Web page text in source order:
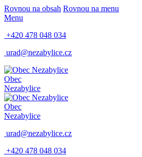
Rovnou na obsah Rovnou na menu
Menu
+420 478 048 034
urad@nezabylice.cz
Obec
Nezabylice
Obec
Nezabylice
urad@nezabylice.cz
+420 478 048 034